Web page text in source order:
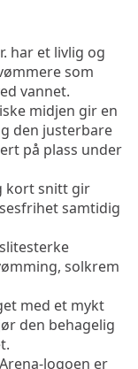
har et livlig og
som
vannet.
midjen gir en
den justerbare
på plass under
kort snitt gir
samtidig
solkrem
med et mykt
den behagelig
logoen er